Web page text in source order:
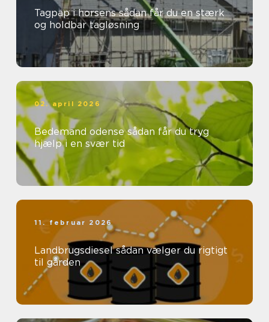
Tagpap i horsens sådan får du en stærk
og holdbar tagløsning
02. april 2026
Bedemand odense sådan får du tryg
hjælp i en svær tid
11. februar 2026
Landbrugsdiesel sådan vælger du rigtigt
til gården